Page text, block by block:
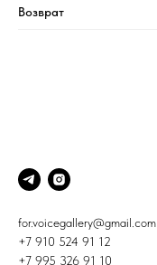
Возврат
for.voicegallery@gmail.com
+7 910 524 91 12
+7 995 326 91 10